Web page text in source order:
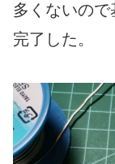
多くないの
完了した。